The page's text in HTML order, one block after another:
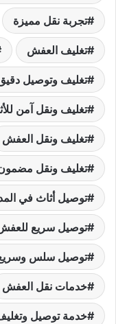
تجربة نقل مميزة
تغليف العفش
تغليف وتوصيل
تغليف ونقل آمن
تغليف ونقل العفش
تغليف ونقل مضمون
توصيل أثاث في
توصيل سريع
توصيل سلس
خدمات نقل العفش
خدمة توصيل